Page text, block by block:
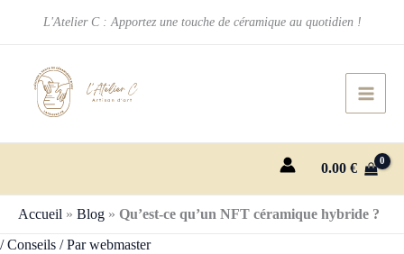
L'Atelier C : Apportez une touche de céramique au quotidien !
0.00€
Accueil » Blog » Qu’est-ce qu’un NFT céramique hybride ?
/Conseils / Parwebmaster